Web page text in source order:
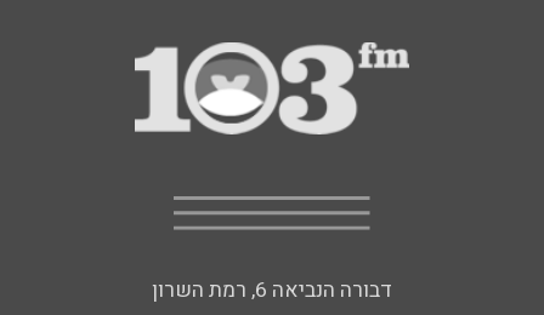
דבורה הנביאה 6, רמת השרון